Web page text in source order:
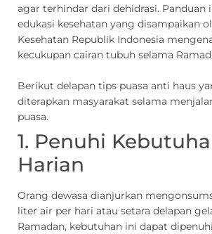
agar terhindar dari dehidrasi. Panduan
edukasi kesehatan yang disampaikan
Kesehatan Republik Indonesia
kecukupan cairan tubuh selama
Berikut delapan tips puasa anti haus
diterapkan masyarakat selama
puasa.
1. Penuhi
Harian
Orang dewasa dianjurkan
liter air per hari atau setara delapan
Ramadan, kebutuhan ini dapat